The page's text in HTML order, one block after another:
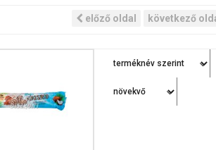
előző oldal következő